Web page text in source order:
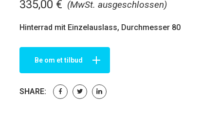
(MwSt. ausgeschlossen)
335,00 €
Hinterrad mit Einzelauslass, Durchmesser 80
Be om et tilbud
SHARE: